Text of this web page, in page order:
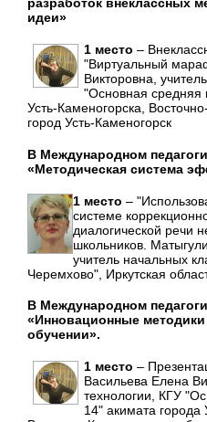
разработок внеклассных
идеи»
1 место –
"Виртуальный
Викторовна,
"Основная
Усть-Каменогорска,
город Усть-Каменогорск
В Международном
«Методическая система
1 место –
системе
диалогической
школьников.
учитель начальных
Черемхово", Иркутская
В Международном
«Инновационные методики
обучении».
1 место –
Васильева Елена
технологии, КГУ
14" акимата города